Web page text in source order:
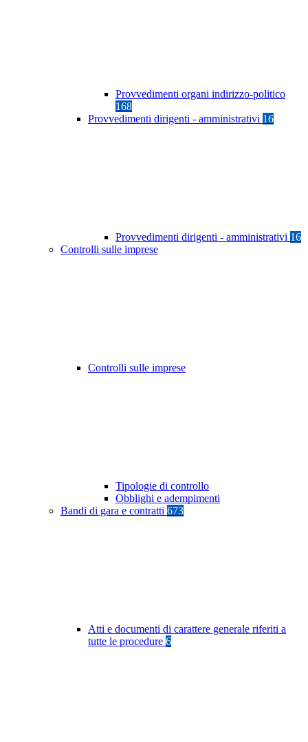
Provvedimenti organi indirizzo-politico
168
Provvedimenti dirigenti - amministrativi 16
Provvedimenti dirigenti - amministrativi 16
Controlli sulle imprese
Controlli sulle imprese
Tipologie di controllo
Obblighi e adempimenti
Bandi di gara e contratti 673
Atti e documenti di carattere generale riferiti a
tutte le procedure 6